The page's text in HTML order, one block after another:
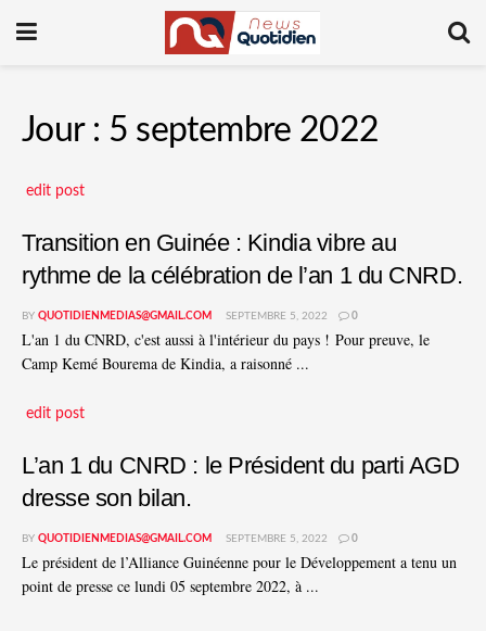
Jour : 5 septembre 2022
edit post
Transition en Guinée : Kindia vibre au
rythme de la célébration de l’an 1 du CNRD.
BY QUOTIDIENMEDIAS@GMAIL.COM SEPTEMBRE 5, 2022 0
L'an 1 du CNRD, c'est aussi à l'intérieur du pays ! Pour preuve, le
Camp Kemé Bourema de Kindia, a raisonné ...
edit post
L’an 1 du CNRD : le Président du parti AGD
dresse son bilan.
BY QUOTIDIENMEDIAS@GMAIL.COM SEPTEMBRE 5, 2022 0
Le président de l’Alliance Guinéenne pour le Développement a tenu un
point de presse ce lundi 05 septembre 2022, à ...